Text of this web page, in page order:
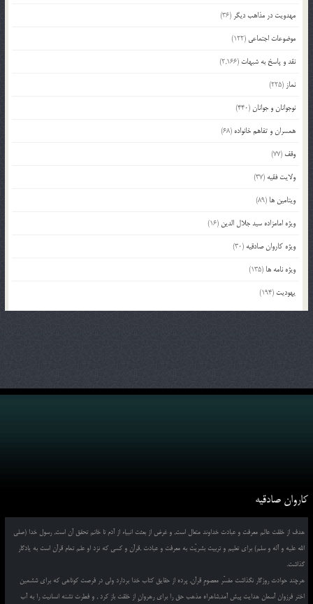
مهدویت در مذاهب دیگر (36)
موضوعات اجتماعی (122)
نقد و پاسخ به شبهات (2,166)
نماز (225)
نوجوانان و جوانان(440)
همسران و تفاهم خانواده (68)
وقف (77)
ولایت فقیه (37)
ویتامین ها (89)
ویژه امامزاده سید جلال الدین (16)
ویژه کاروان صادقیه (30)
ویژه نامه ها (135)
یهودیت (194)
کاروان صادقیه
هدف از خلقت عالم معرفت و عبادت خداوند متعال است, و غرض از بعثت انبیاء از آدم تا خاتم تحقق آن است, رسول خدا (صلی
الله علیه و آله و سلم) برای تعلیم و تربیت بشریّت به معرفت و عبادت ,قرآن و کسی که نزد او علم تمام قرآن است به یادگار
گذاشت.
هرچند حوادث روزگار نگذاشت مفسّر معصومِ قرآن, پرده از حقایق کتاب خدا بردارد ولی در فرصت کوتاهی که برای ششمین
اختر فرزوان آسمان هدایت پیش آمد,شاهراه مذهب حق را برای رهروانِ از خلقت باز کرد , و فطرت تشنه انسانیت را به آب